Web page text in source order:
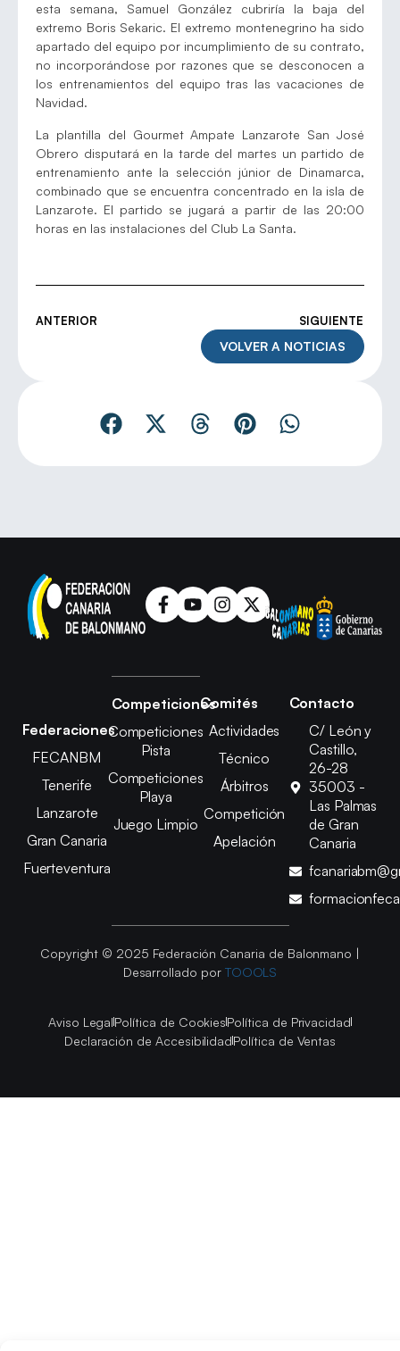
esta semana, Samuel González cubriría la baja del
extremo Boris Sekaric. El extremo montenegrino ha sido
apartado del equipo por incumplimiento de su contrato,
no incorporándose por razones que se desconocen a
los entrenamientos del equipo tras las vacaciones de
Navidad.
La plantilla del Gourmet Ampate Lanzarote San José
Obrero disputará en la tarde del martes un partido de
entrenamiento ante la selección júnior de Dinamarca,
combinado que se encuentra concentrado en la isla de
Lanzarote. El partido se jugará a partir de las 20:00
horas en las instalaciones del Club La Santa.
ANTERIOR SIGUIENTE
VOLVER A NOTICIAS
Federaciones
FECANBM
Tenerife
Lanzarote
Gran Canaria
Fuerteventura
Competiciones
Competiciones
Pista
Competiciones
Playa
Juego Limpio
Comités
Actividades
Técnico
Árbitros
Competición
Apelación
Contacto
C/ León y
Castillo,
26-28
35003 -
Las Palmas
de Gran
Canaria
Copyright © 2025 Federación Canaria de Balonmano |
Desarrollado por TOOOLS
Aviso LegalPolítica de CookiesPolítica de Privacidad
Declaración de AccesibilidadPolítica de Ventas